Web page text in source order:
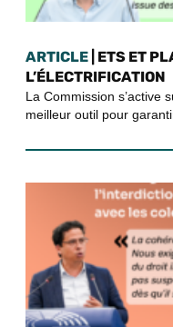
ARTICLE | ETS ET
L’ÉLECTRIFICATION
La Commission s’active
meilleur outil pour